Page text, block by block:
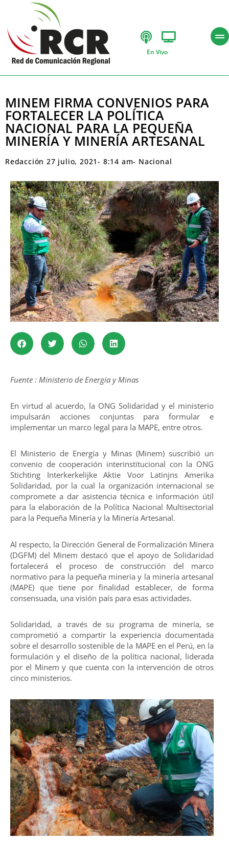
En Vivo
MINEM FIRMA CONVENIOS PARA
FORTALECER LA POLÍTICA
NACIONAL PARA LA PEQUEÑA
MINERÍA Y MINERÍA ARTESANAL
Redacción 27 julio, 2021- 8:14 am- Nacional
Fuente : Ministerio de Energía y Minas
En virtud al acuerdo, la ONG Solidaridad y el ministerio
impulsarán acciones conjuntas para formular e
implementar un marco legal para la MAPE, entre otros.
El Ministerio de Energía y Minas (Minem) suscribió un
convenio de cooperación interinstitucional con la ONG
Stichting Interkerkelijke Aktie Voor Latinjns Amerika
Solidaridad, por la cual la organización internacional se
compromete a dar asistencia técnica e información útil
para la elaboración de la Política Nacional Multisectorial
para la Pequeña Minería y la Minería Artesanal.
Al respecto, la Dirección General de Formalización Minera
(DGFM) del Minem destacó que el apoyo de Solidaridad
fortalecerá el proceso de construcción del marco
normativo para la pequeña minería y la minería artesanal
(MAPE) que tiene por finalidad establecer, de forma
consensuada, una visión país para esas actividades.
Solidaridad, a través de su programa de minería, se
comprometió a compartir la experiencia documentada
sobre el desarrollo sostenible de la MAPE en el Perú, en la
formulación y el diseño de la política nacional, liderada
por el Minem y que cuenta con la intervención de otros
cinco ministerios.